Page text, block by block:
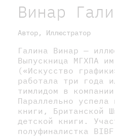
Винар
Автор, Иллюстратор
Галина Винар —
Выпускница МГХПА
(«Искусство
работала три года
тимлидом в
Параллельно
книги, Британской
детской книги.
полуфиналистка